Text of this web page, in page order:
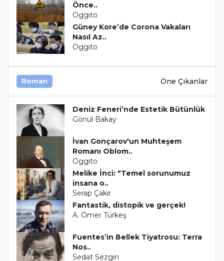
Önce..
Oggito
Güney Kore’de Corona Vakaları
Nasıl Az..
Oggito
Roman Öne Çıkanlar
Deniz Feneri’nde Estetik Bütünlük
Gönül Bakay
İvan Gonçarov'un Muhteşem
Romanı Oblom..
Oggito
Melike İnci: "Temel sorunumuz
insana o..
Serap Çakır
Fantastik, distopik ve gerçek!
A. Ömer Türkeş
Fuentes’in Bellek Tiyatrosu: Terra
Nos..
Sedat Sezgin